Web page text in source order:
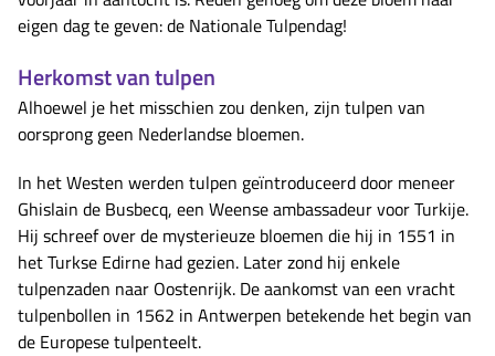
eigen dag te geven: de Nationale Tulpendag!
Herkomst van tulpen
Alhoewel je het misschien zou denken, zijn tulpen van
oorsprong geen Nederlandse bloemen.
In het Westen werden tulpen geïntroduceerd door meneer
Ghislain de Busbecq, een Weense ambassadeur voor Turkije.
Hij schreef over de mysterieuze bloemen die hij in 1551 in
het Turkse Edirne had gezien. Later zond hij enkele
tulpenzaden naar Oostenrijk. De aankomst van een vracht
tulpenbollen in 1562 in Antwerpen betekende het begin van
de Europese tulpenteelt.